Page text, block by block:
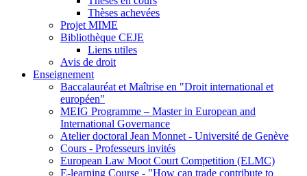
Thèses achevées
Projet MIME
Bibliothèque CEJE
Liens utiles
Avis de droit
Enseignement
Baccalauréat et Maîtrise en "Droit international et
européen"
MEIG Programme – Master in European and
International Governance
Atelier doctoral Jean Monnet - Université de Genève
Cours - Professeurs invités
European Law Moot Court Competition (ELMC)
E-learning Course - "How can trade contribute to